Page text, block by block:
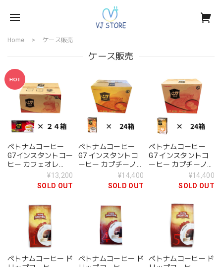
Home ケース販売
ケース販売
ベトナムコーヒー
G7インスタントコー
ヒー カフェオレ
¥13,200
SOLD OUT
ベトナムコーヒー
G7 インスタントコ
ーヒー カプチーノ/
¥14,400
SOLD OUT
ベトナムコーヒー
G7 インスタントコ
ーヒー カプチーノ／
ヘーゼルナッツ 24
¥14,400
SOLD OUT
ベトナムコーヒー ド
ベトナムコーヒー ド
ベトナムコーヒー ド